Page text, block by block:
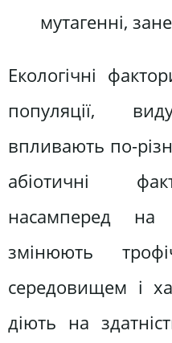
мутагенні,
Екологічні
популяції,
впливають по-
абіотичні
насамперед на
змінюють
середовищем і
діють на